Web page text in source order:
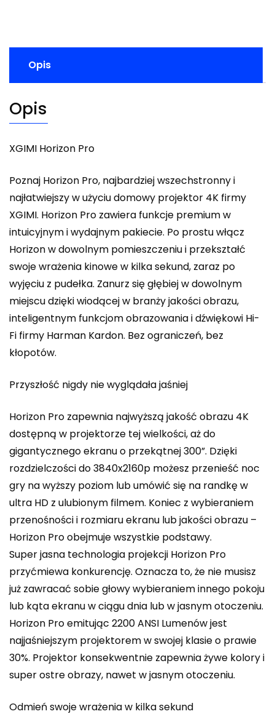
Opis
Opis
XGIMI Horizon Pro
Poznaj Horizon Pro, najbardziej wszechstronny i
najłatwiejszy w użyciu domowy projektor 4K firmy
XGIMI. Horizon Pro zawiera funkcje premium w
intuicyjnym i wydajnym pakiecie. Po prostu włącz
Horizon w dowolnym pomieszczeniu i przekształć
swoje wrażenia kinowe w kilka sekund, zaraz po
wyjęciu z pudełka. Zanurz się głębiej w dowolnym
miejscu dzięki wiodącej w branży jakości obrazu,
inteligentnym funkcjom obrazowania i dźwiękowi Hi-
Fi firmy Harman Kardon. Bez ograniczeń, bez
kłopotów.
Przyszłość nigdy nie wyglądała jaśniej
Horizon Pro zapewnia najwyższą jakość obrazu 4K
dostępną w projektorze tej wielkości, aż do
gigantycznego ekranu o przekątnej 300”. Dzięki
rozdzielczości do 3840x2160p możesz przenieść noc
gry na wyższy poziom lub umówić się na randkę w
ultra HD z ulubionym filmem. Koniec z wybieraniem
przenośności i rozmiaru ekranu lub jakości obrazu –
Horizon Pro obejmuje wszystkie podstawy.
Super jasna technologia projekcji Horizon Pro
przyćmiewa konkurencję. Oznacza to, że nie musisz
już zawracać sobie głowy wybieraniem innego pokoju
lub kąta ekranu w ciągu dnia lub w jasnym otoczeniu.
Horizon Pro emitując 2200 ANSI Lumenów jest
najjaśniejszym projektorem w swojej klasie o prawie
30%. Projektor konsekwentnie zapewnia żywe kolory i
super ostre obrazy, nawet w jasnym otoczeniu.
Odmień swoje wrażenia w kilka sekund